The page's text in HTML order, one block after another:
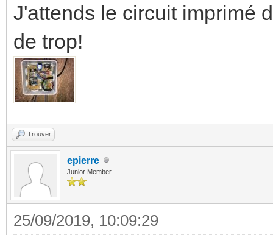
J'attends le circuit imprimé
de trop!
Trouver
epierre
Junior Member
25/09/2019, 10:09:29